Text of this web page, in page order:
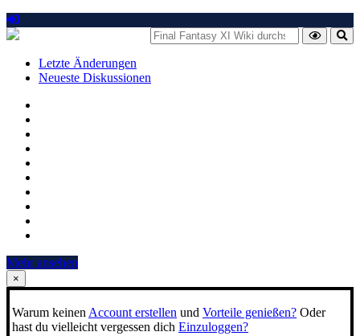
Letzte Änderungen
Neueste Diskussionen
Mehr ansehen
×
Warum keinen Account erstellen und Vorteile genießen? Oder
hast du vielleicht vergessen dich Einzuloggen?